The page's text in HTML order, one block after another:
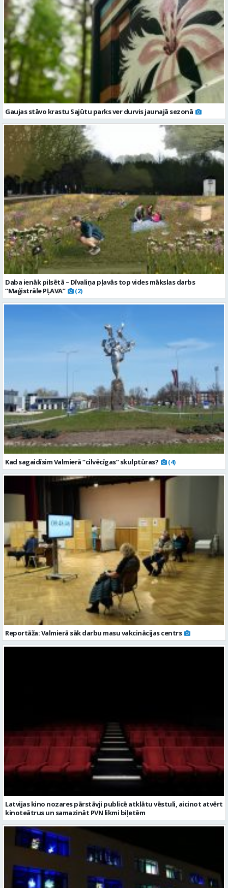
Gaujas stāvo krastu Sajūtu parks ver durvis jaunajā sezonā
Daba ienāk pilsētā – Dīvaliņa pļavās top vides mākslas darbs
“Maģistrāle PĻAVA”
(2)
Kad sagaidīsim Valmierā “cilvēcīgas” skulptūras? (4)
Reportāža: Valmierā sāk darbu masu vakcinācijas centrs
Latvijas kino nozares pārstāvji publicē atklātu vēstuli, aicinot atvērt
kinoteātrus un samazināt PVN likmi biļetēm